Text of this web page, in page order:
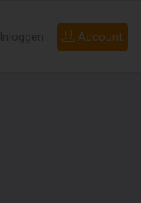
Account
Inloggen